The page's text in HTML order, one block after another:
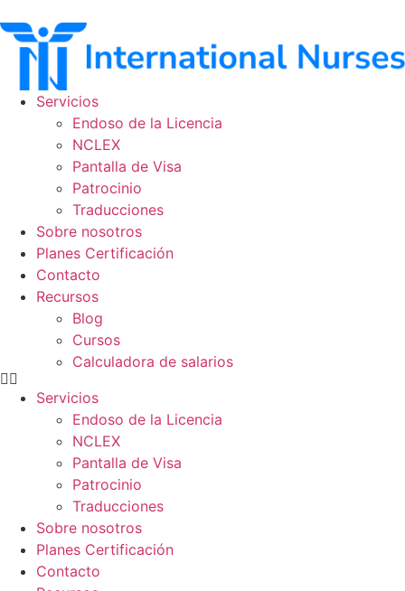
al
contenido
Servicios
Endoso de la Licencia
NCLEX
Pantalla de Visa
Patrocinio
Traducciones
Sobre nosotros
Planes Certificación
Contacto
Recursos
Blog
Cursos
Calculadora de salarios
Servicios
Endoso de la Licencia
NCLEX
Pantalla de Visa
Patrocinio
Traducciones
Sobre nosotros
Planes Certificación
Contacto